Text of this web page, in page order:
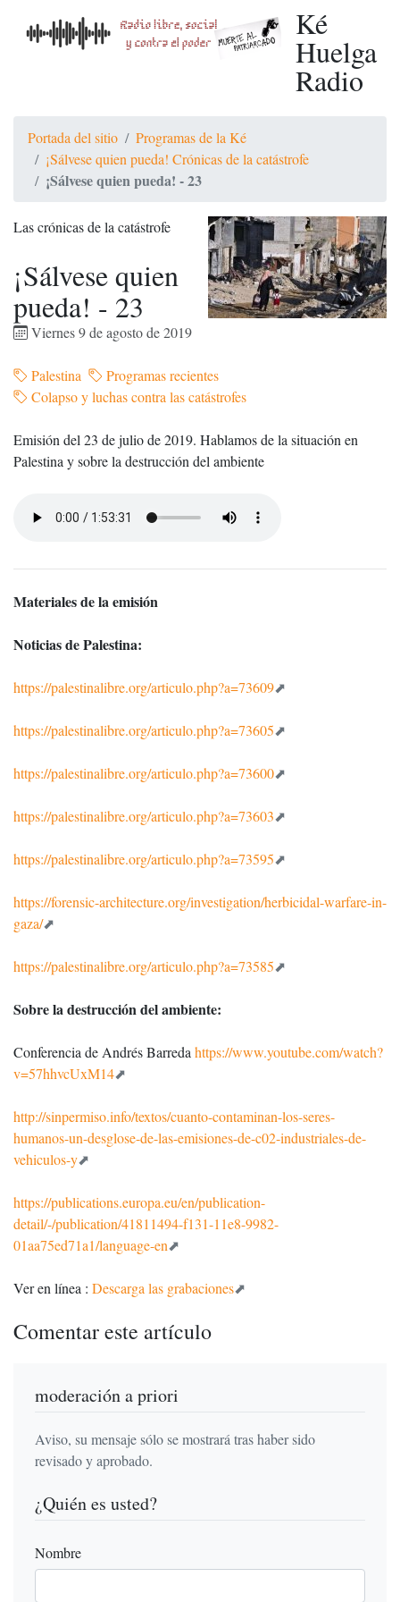
Ké
Huelga
Radio
Portada del sitio
Programas de la Ké
¡Sálvese quien pueda! Crónicas de la catástrofe
¡Sálvese quien pueda! - 23
Las crónicas de la catástrofe
¡Sálvese quien
pueda! - 23
Viernes 9 de agosto de 2019
Palestina
Programas recientes
Colapso y luchas contra las catástrofes
Emisión del 23 de julio de 2019. Hablamos de la situación en
Palestina y sobre la destrucción del ambiente
Materiales de la emisión
Noticias de Palestina:
https://palestinalibre.org/articulo.php?a=73609
https://palestinalibre.org/articulo.php?a=73605
https://palestinalibre.org/articulo.php?a=73600
https://palestinalibre.org/articulo.php?a=73603
https://palestinalibre.org/articulo.php?a=73595
https://forensic-architecture.org/investigation/herbicidal-warfare-in-
gaza/
https://palestinalibre.org/articulo.php?a=73585
Sobre la destrucción del ambiente:
Conferencia de Andrés Barreda https://www.youtube.com/watch?
v=57hhvcUxM14
http://sinpermiso.info/textos/cuanto-contaminan-los-seres-
humanos-un-desglose-de-las-emisiones-de-c02-industriales-de-
vehiculos-y
https://publications.europa.eu/en/publication-
detail/-/publication/41811494-f131-11e8-9982-
01aa75ed71a1/language-en
Ver en línea : Descarga las grabaciones
Comentar este artículo
moderación a priori
Aviso, su mensaje sólo se mostrará tras haber sido
revisado y aprobado.
¿Quién es usted?
Nombre